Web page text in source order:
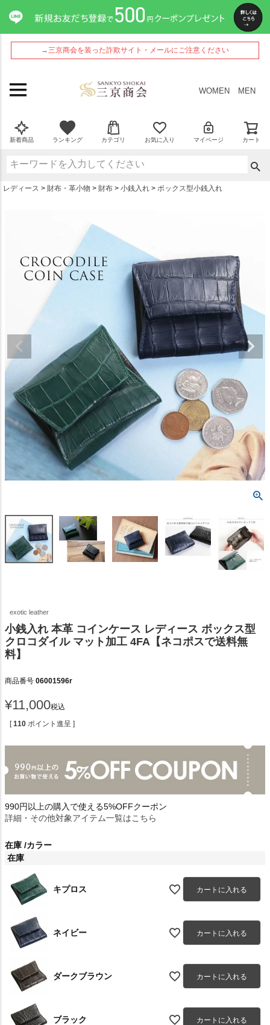
→三京商会を装った詐欺サイト・メールにご注意ください
WOMEN MEN
新着商品 ランキング カテゴリ お気に入り マイページ カート
レディース 財布・革小物 財布 小銭入れ ボックス型小銭入れ
exotic leather
小銭入れ 本革 コインケース レディース ボックス型
クロコダイル マット加工 4FA【ネコポスで送料無
料】
商品番号 06001596r
¥11,000税込
[ 110 ポイント進呈 ]
990円以上の購入で使える5%OFFクーポン
詳細・その他対象アイテム一覧はこちら
在庫 カラー
在庫
キプロス カートに入れる
ネイビー カートに入れる
ダークブラウン カートに入れる
ブラック カートに入れる
ペー
ジト
ップ
へ